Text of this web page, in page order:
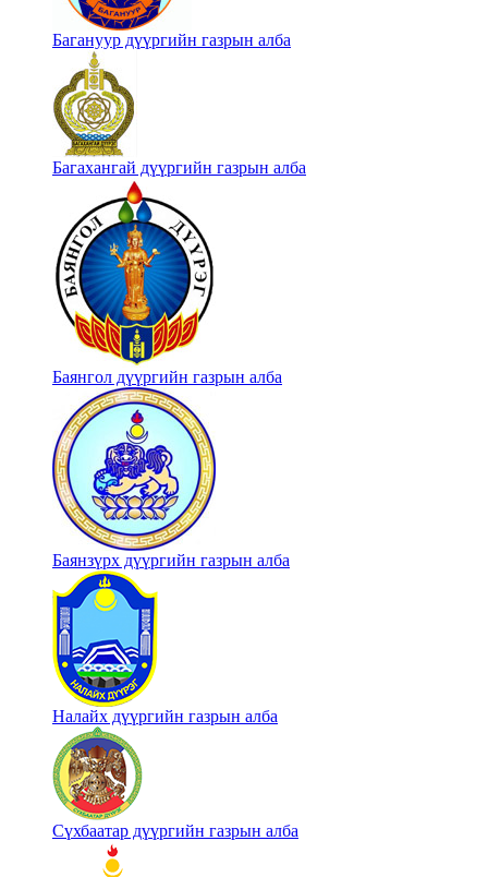
Багануур дүүргийн газрын алба
Багахангай дүүргийн газрын алба
Баянгол дүүргийн газрын алба
Баянзүрх дүүргийн газрын алба
Налайх дүүргийн газрын алба
Сүхбаатар дүүргийн газрын алба